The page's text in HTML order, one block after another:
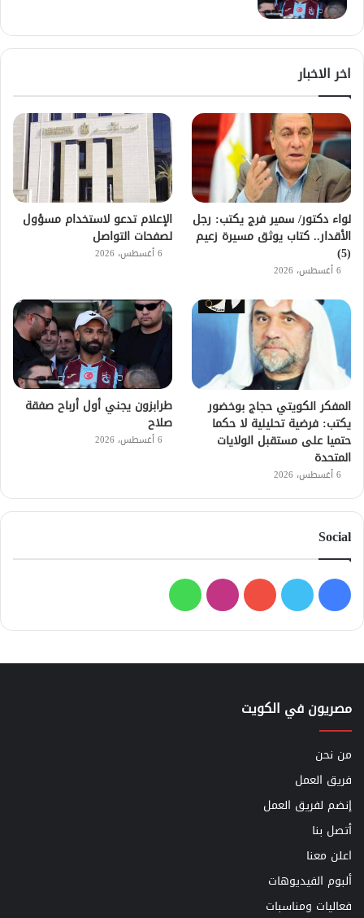
اخر الاخبار
لواء دكتور/ سمير فرج يكتب: رجل
الأقدار.. كتاب يوثق مسيرة زعيم
(5)
6 أغسطس، 2026
الإعلام تدعو لاستخدام مسؤول
لصفحات التواصل
6 أغسطس، 2026
المفكر الكويتي حجاج بوخضور
يكتب: فرضية تحليلية لا حكما
حتميا على مستقبل الولايات
المتحدة
6 أغسطس، 2026
طرابزون يجني أول أرباح صفقة
صلاح
6 أغسطس، 2026
Social
فيسبوك
تويتر يوتيوبانستقرامواتساب
مصريون في الكويت
من نحن
فريق العمل
إنضم لفريق العمل
أتصل بنا
اعلن معنا
ألبوم الفيديوهات
فعاليات ومناسبات